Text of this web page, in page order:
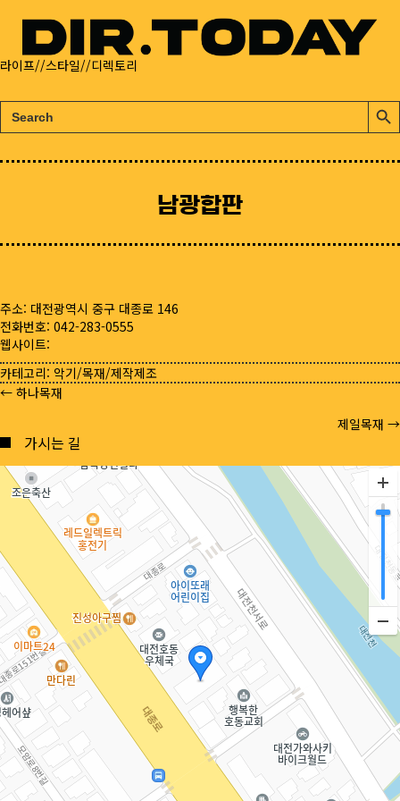
라이프//스타일//디렉토리
검
색:
검
색
튼
남광합판
주소: 대전광역시 중구 대종로 146
전화번호: 042-283-0555
웹사이트:
카테고리: 악기/목재/제작제조
Posts
navigation
← 하나목재
제일목재 →
가시는 길